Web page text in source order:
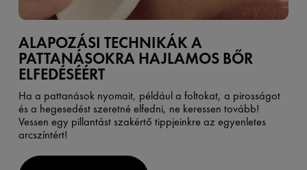
ALAPOZÁSI TECHNIKÁK A
PATTANÁSOKRA HAJLAMOS BŐR
ELFEDÉSÉÉRT
Ha a pattanások nyomait, például a foltokat, a pirosságot
és a hegesedést szeretné elfedni, ne keressen tovább!
Vessen egy pillantást szakértő tippjeinkre az egyenletes
arcszíntért!